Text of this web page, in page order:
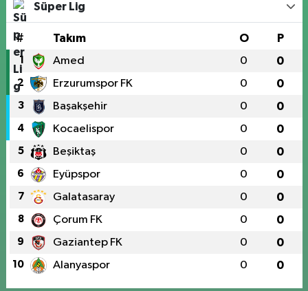
Süper Lig
# Takım O P
1 Amed 0 0
2 Erzurumspor FK 0 0
3 Başakşehir 0 0
4 Kocaelispor 0 0
5 Beşiktaş 0 0
6 Eyüpspor 0 0
7 Galatasaray 0 0
8 Çorum FK 0 0
9 Gaziantep FK 0 0
10 Alanyaspor 0 0